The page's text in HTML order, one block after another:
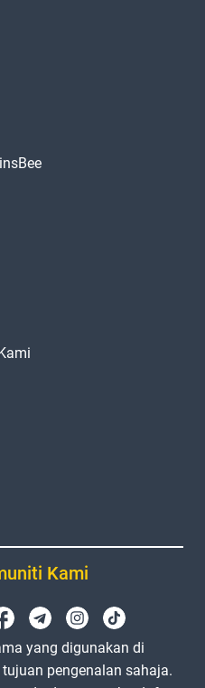
Kami
yang digunakan di
pengenalan sahaja.